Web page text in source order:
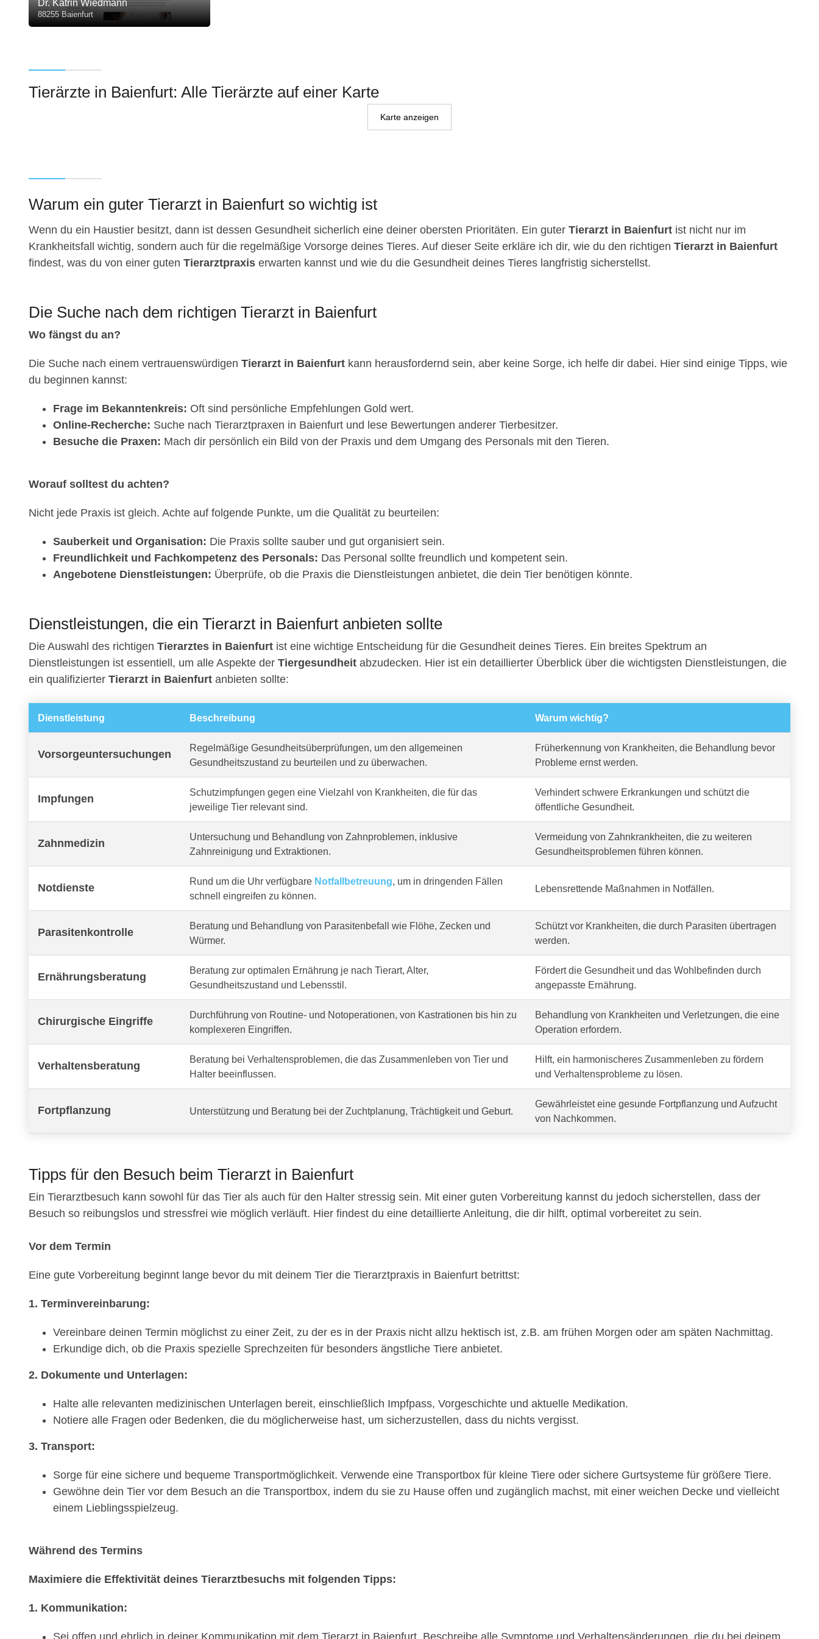
Dr. Katrin Wiedmann
88255 Baienfurt
Tierärzte in Baienfurt: Alle Tierärzte auf einer Karte
Karte anzeigen
Warum ein guter Tierarzt in Baienfurt so wichtig ist
Wenn du ein Haustier besitzt, dann ist dessen Gesundheit sicherlich eine deiner obersten Prioritäten. Ein guter Tierarzt in Baienfurt ist nicht nur im
Krankheitsfall wichtig, sondern auch für die regelmäßige Vorsorge deines Tieres. Auf dieser Seite erkläre ich dir, wie du den richtigen Tierarzt in Baienfurt
findest, was du von einer guten Tierarztpraxis erwarten kannst und wie du die Gesundheit deines Tieres langfristig sicherstellst.
Die Suche nach dem richtigen Tierarzt in Baienfurt
Wo fängst du an?
Die Suche nach einem vertrauenswürdigen Tierarzt in Baienfurt kann herausfordernd sein, aber keine Sorge, ich helfe dir dabei. Hier sind einige Tipps, wie
du beginnen kannst:
Frage im Bekanntenkreis: Oft sind persönliche Empfehlungen Gold wert.
Online-Recherche: Suche nach Tierarztpraxen in Baienfurt und lese Bewertungen anderer Tierbesitzer.
Besuche die Praxen: Mach dir persönlich ein Bild von der Praxis und dem Umgang des Personals mit den Tieren.
Worauf solltest du achten?
Nicht jede Praxis ist gleich. Achte auf folgende Punkte, um die Qualität zu beurteilen:
Sauberkeit und Organisation: Die Praxis sollte sauber und gut organisiert sein.
Freundlichkeit und Fachkompetenz des Personals: Das Personal sollte freundlich und kompetent sein.
Angebotene Dienstleistungen: Überprüfe, ob die Praxis die Dienstleistungen anbietet, die dein Tier benötigen könnte.
Dienstleistungen, die ein Tierarzt in Baienfurt anbieten sollte
Die Auswahl des richtigen Tierarztes in Baienfurt ist eine wichtige Entscheidung für die Gesundheit deines Tieres. Ein breites Spektrum an
Dienstleistungen ist essentiell, um alle Aspekte der Tiergesundheit abzudecken. Hier ist ein detaillierter Überblick über die wichtigsten Dienstleistungen, die
ein qualifizierter Tierarzt in Baienfurt anbieten sollte:
Dienstleistung Beschreibung Warum wichtig?
Vorsorgeuntersuchungen
Regelmäßige Gesundheitsüberprüfungen, um den allgemeinen
Gesundheitszustand zu beurteilen und zu überwachen.
Früherkennung von Krankheiten, die Behandlung bevor
Probleme ernst werden.
Impfungen
Schutzimpfungen gegen eine Vielzahl von Krankheiten, die für das
jeweilige Tier relevant sind.
Verhindert schwere Erkrankungen und schützt die
öffentliche Gesundheit.
Zahnmedizin
Untersuchung und Behandlung von Zahnproblemen, inklusive
Zahnreinigung und Extraktionen.
Vermeidung von Zahnkrankheiten, die zu weiteren
Gesundheitsproblemen führen können.
Notdienste
Rund um die Uhr verfügbare Notfallbetreuung, um in dringenden Fällen
schnell eingreifen zu können.
Lebensrettende Maßnahmen in Notfällen.
Parasitenkontrolle
Beratung und Behandlung von Parasitenbefall wie Flöhe, Zecken und
Würmer.
Schützt vor Krankheiten, die durch Parasiten übertragen
werden.
Ernährungsberatung
Beratung zur optimalen Ernährung je nach Tierart, Alter,
Gesundheitszustand und Lebensstil.
Fördert die Gesundheit und das Wohlbefinden durch
angepasste Ernährung.
Chirurgische Eingriffe
Durchführung von Routine- und Notoperationen, von Kastrationen bis hin zu
komplexeren Eingriffen.
Behandlung von Krankheiten und Verletzungen, die eine
Operation erfordern.
Verhaltensberatung
Beratung bei Verhaltensproblemen, die das Zusammenleben von Tier und
Halter beeinflussen.
Hilft, ein harmonischeres Zusammenleben zu fördern
und Verhaltensprobleme zu lösen.
Fortpflanzung Unterstützung und Beratung bei der Zuchtplanung, Trächtigkeit und Geburt.
Gewährleistet eine gesunde Fortpflanzung und Aufzucht
von Nachkommen.
Tipps für den Besuch beim Tierarzt in Baienfurt
Ein Tierarztbesuch kann sowohl für das Tier als auch für den Halter stressig sein. Mit einer guten Vorbereitung kannst du jedoch sicherstellen, dass der
Besuch so reibungslos und stressfrei wie möglich verläuft. Hier findest du eine detaillierte Anleitung, die dir hilft, optimal vorbereitet zu sein.
Vor dem Termin
Eine gute Vorbereitung beginnt lange bevor du mit deinem Tier die Tierarztpraxis in Baienfurt betrittst:
1. Terminvereinbarung:
Vereinbare deinen Termin möglichst zu einer Zeit, zu der es in der Praxis nicht allzu hektisch ist, z.B. am frühen Morgen oder am späten Nachmittag.
Erkundige dich, ob die Praxis spezielle Sprechzeiten für besonders ängstliche Tiere anbietet.
2. Dokumente und Unterlagen:
Halte alle relevanten medizinischen Unterlagen bereit, einschließlich Impfpass, Vorgeschichte und aktuelle Medikation.
Notiere alle Fragen oder Bedenken, die du möglicherweise hast, um sicherzustellen, dass du nichts vergisst.
3. Transport:
Sorge für eine sichere und bequeme Transportmöglichkeit. Verwende eine Transportbox für kleine Tiere oder sichere Gurtsysteme für größere Tiere.
Gewöhne dein Tier vor dem Besuch an die Transportbox, indem du sie zu Hause offen und zugänglich machst, mit einer weichen Decke und vielleicht
einem Lieblingsspielzeug.
Während des Termins
Maximiere die Effektivität deines Tierarztbesuchs mit folgenden Tipps:
1. Kommunikation: